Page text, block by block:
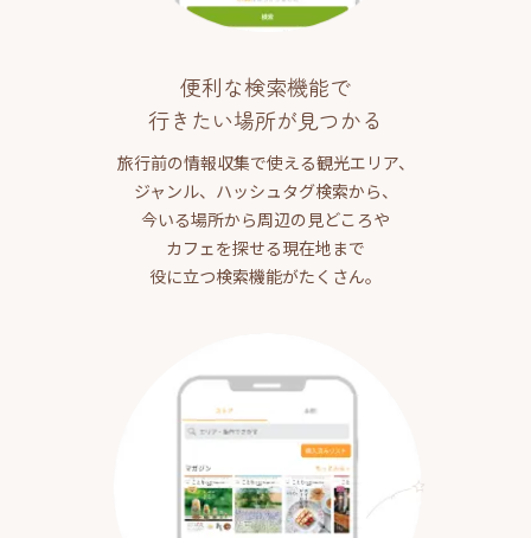
便利な検索機能で
行きたい場所が見つかる
旅行前の情報収集で使える観光エリア、
ジャンル、ハッシュタグ検索から、
今いる場所から周辺の見どころや
カフェを探せる現在地まで
役に立つ検索機能がたくさん。